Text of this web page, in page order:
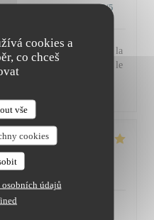
cookies a
co chceš
vše
cookies
osobních údajů
: 5/5 Kvalita / Cena: 5/5
comme à la maison jusqu'à la
(poissons) en passant par le
ce dîner et souhaitons
: 5
Service impeccable.